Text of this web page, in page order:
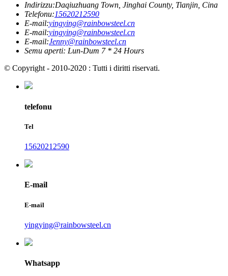
Indirizzu:Daqiuzhuang Town, Jinghai County, Tianjin, Cina
Telefonu:15620212590
E-mail:yingying@rainbowsteel.cn
E-mail:yingying@rainbowsteel.cn
E-mail:Jenny@rainbowsteel.cn
Semu aperti: Lun-Dum 7 * 24 Hours
© Copyright - 2010-2020 : Tutti i diritti riservati.
telefonu
Tel
15620212590
E-mail
E-mail
yingying@rainbowsteel.cn
Whatsapp